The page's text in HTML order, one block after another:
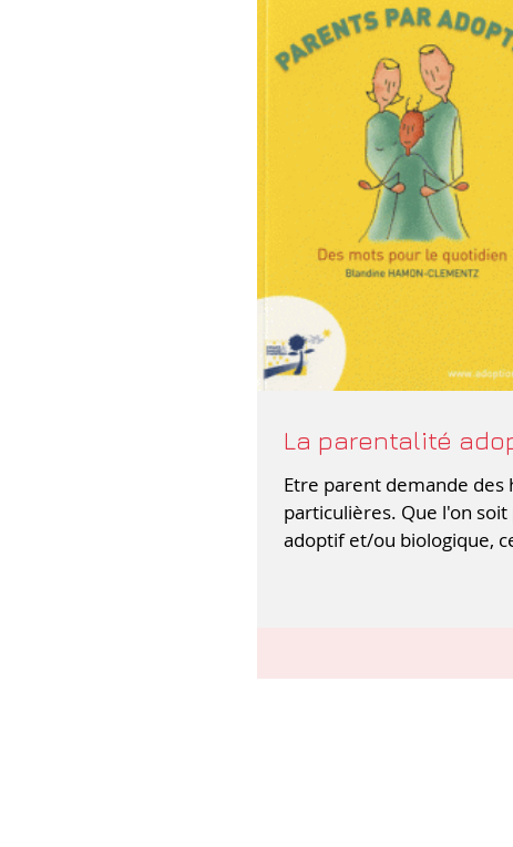
La parentalité
Etre parent demande des
particulières. Que l'on soit
adoptif et/ou biologique,